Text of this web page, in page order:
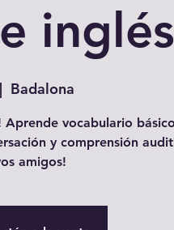
inglés
Badalona
Aprende vocabulario
y comprensión
amigos!